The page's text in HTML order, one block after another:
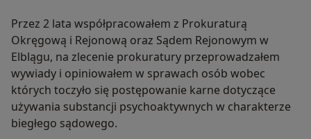
Przez 2 lata współpracowałem z Prokuraturą
Okręgową i Rejonową oraz Sądem Rejonowym w
Elblągu, na zlecenie prokuratury przeprowadzałem
wywiady i opiniowałem w sprawach osób wobec
których toczyło się postępowanie karne dotyczące
używania substancji psychoaktywnych w charakterze
biegłego sądowego.